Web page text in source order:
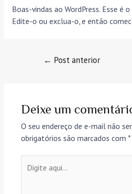
Boas-vindas ao WordPress. Esse é
Edite-o ou exclua-o, e então
← Post anterior
Deixe um
O seu endereço de e-mail não
obrigatórios são marcados com *
aqui...